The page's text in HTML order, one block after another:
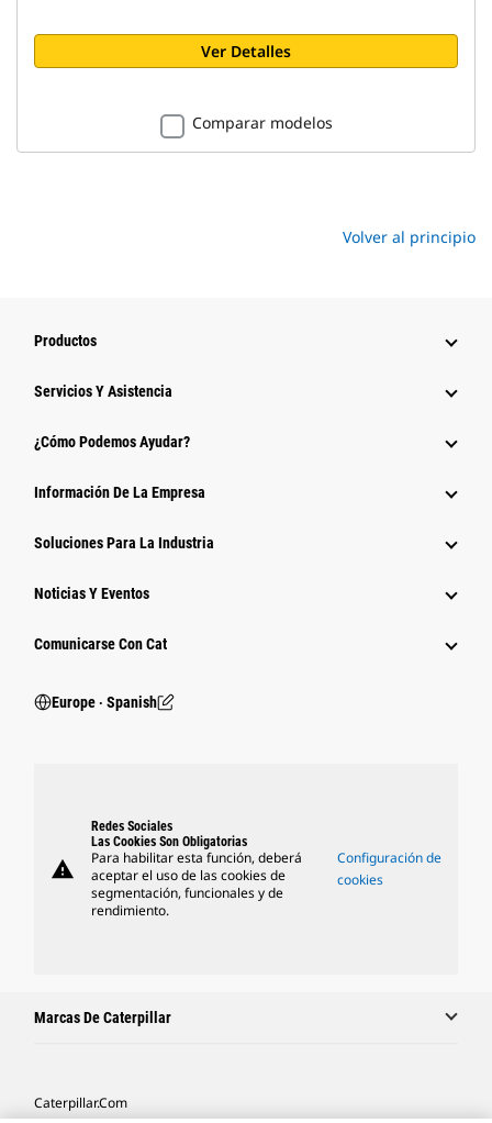
Ver Detalles
Comparar modelos
Volver al principio
Productos
Servicios Y Asistencia
¿Cómo Podemos Ayudar?
Información De La Empresa
Soluciones Para La Industria
Noticias Y Eventos
Comunicarse Con Cat
Europe ‧ Spanish
warning
Redes Sociales
Las Cookies Son Obligatorias
Para habilitar esta función, deberá
aceptar el uso de las cookies de
segmentación, funcionales y de
rendimiento.
Configuración de
cookies
Marcas De Caterpillar
Caterpillar.com